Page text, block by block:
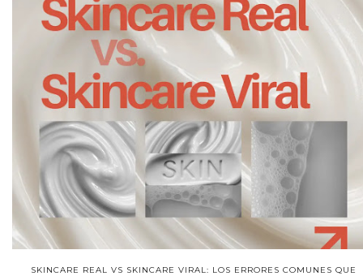
SKINCARE REAL VS SKINCARE VIRAL: LOS ERRORES COMUNES QUE